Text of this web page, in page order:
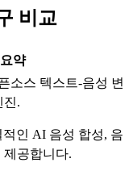
비교
요약
소스 텍스트-음성 변
진.
적인 AI 음성 합성, 음
제공합니다.